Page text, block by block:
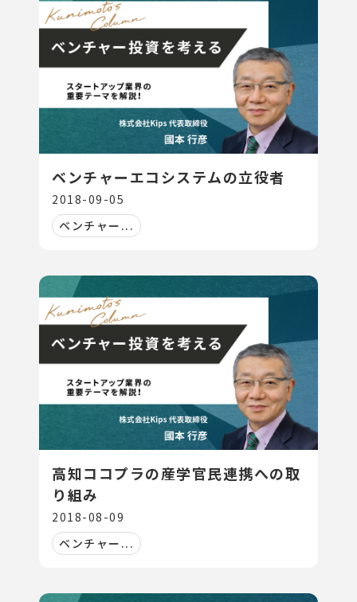
ベンチャーエコシステムの立役者
2018-09-05
ベンチャー...
高知ココプラの産学官民連携への取
り組み
2018-08-09
ベンチャー...